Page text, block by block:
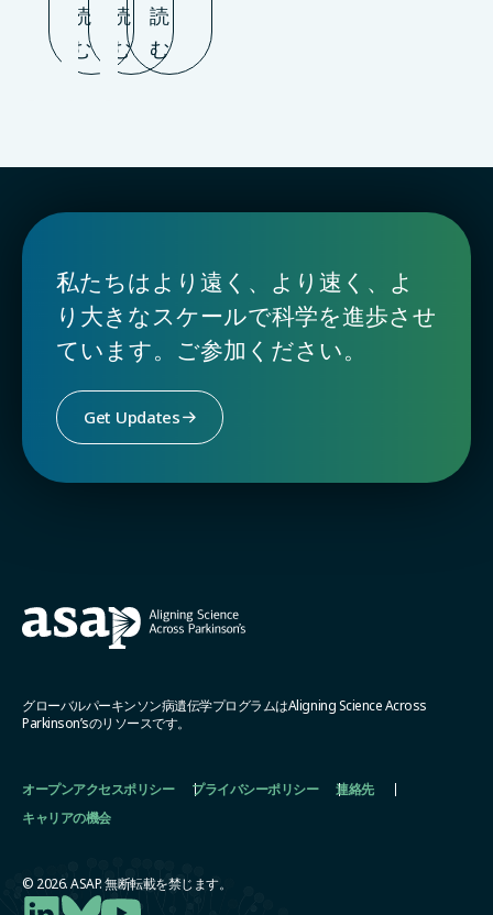
読
む
読
む
読
む
私たちはより遠く、より速く、よ
り大きなスケールで科学を進歩させ
ています。ご参加ください。
Get Updates
グローバルパーキンソン病遺伝学プログラムはAligning Science Across
Parkinson’sのリソースです。
オープンアクセスポリシー プライバシーポリシー
連絡先
キャリアの機会
© 2026. ASAP. 無断転載を禁じます。